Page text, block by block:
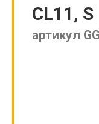
CL11, S
артикул